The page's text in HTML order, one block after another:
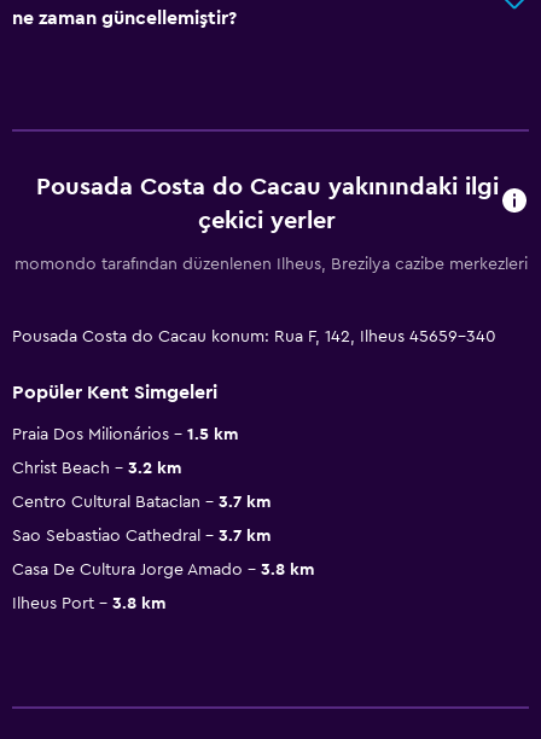
ne zaman güncellemiştir?
Pousada Costa do Cacau yakınındaki ilgi
çekici yerler
momondo tarafından düzenlenen Ilheus, Brezilya cazibe merkezleri
Pousada Costa do Cacau konum: Rua F, 142, Ilheus 45659-340
Popüler Kent Simgeleri
Praia Dos Milionários
1.5 km
Christ Beach
3.2 km
Centro Cultural Bataclan
3.7 km
Sao Sebastiao Cathedral
3.7 km
Casa De Cultura Jorge Amado
3.8 km
Ilheus Port
3.8 km